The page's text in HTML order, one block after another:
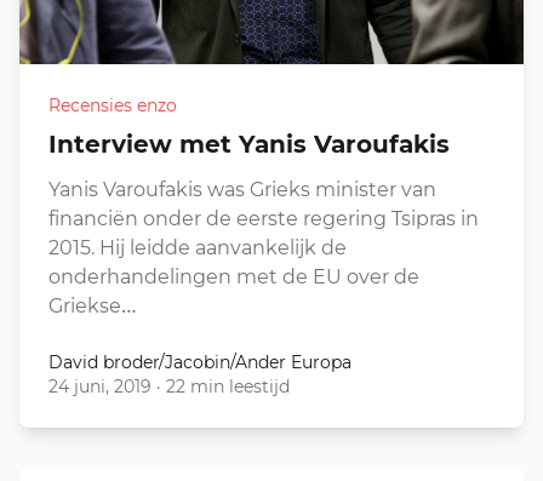
Recensies enzo
Interview met Yanis Varoufakis
Yanis Varoufakis was Grieks minister van
financiën onder de eerste regering Tsipras in
2015. Hij leidde aanvankelijk de
onderhandelingen met de EU over de
Griekse…
David broder/Jacobin/Ander Europa
24 juni, 2019 · 22 min leestijd